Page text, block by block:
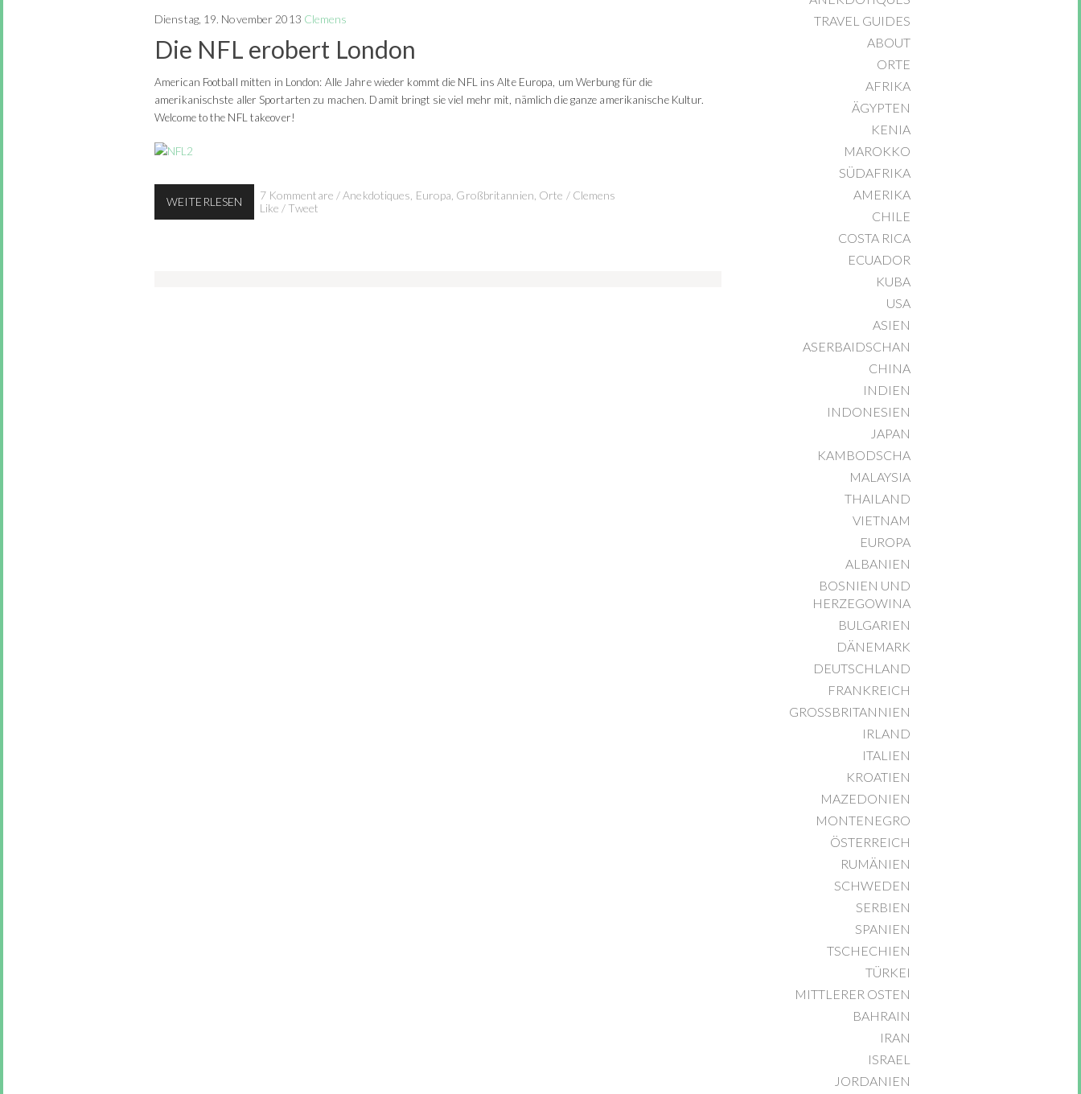
Dienstag, 19. November 2013 Clemens
Die NFL erobert London
American Football mitten in London: Alle Jahre wieder kommt die NFL ins Alte Europa, um Werbung für die
amerikanischste aller Sportarten zu machen. Damit bringt sie viel mehr mit, nämlich die ganze amerikanische Kultur.
Welcome to the NFL takeover!
WEITERLESEN 7 Kommentare /Anekdotiques Europa Großbritannien Orte / Clemens
Like / Tweet
TRAVEL GUIDES
ABOUT
ORTE
AFRIKA
ÄGYPTEN
KENIA
MAROKKO
SÜDAFRIKA
AMERIKA
CHILE
COSTA RICA
ECUADOR
KUBA
USA
ASIEN
ASERBAIDSCHAN
CHINA
INDIEN
INDONESIEN
JAPAN
KAMBODSCHA
MALAYSIA
THAILAND
VIETNAM
EUROPA
ALBANIEN
BOSNIEN UND
HERZEGOWINA
BULGARIEN
DÄNEMARK
DEUTSCHLAND
FRANKREICH
GROSSBRITANNIEN
IRLAND
ITALIEN
KROATIEN
MAZEDONIEN
MONTENEGRO
ÖSTERREICH
RUMÄNIEN
SCHWEDEN
SERBIEN
SPANIEN
TSCHECHIEN
TÜRKEI
MITTLERER OSTEN
BAHRAIN
IRAN
ISRAEL
JORDANIEN